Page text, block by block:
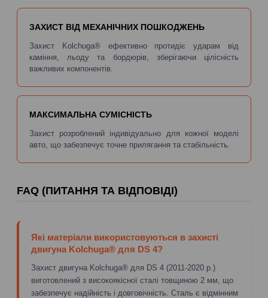
ЗАХИСТ ВІД МЕХАНІЧНИХ ПОШКОДЖЕНЬ
Захист Kolchuga® ефективно протидіє ударам від
каміння, льоду та бордюрів, зберігаючи цілісність
важливих компонентів.
МАКСИМАЛЬНА СУМІСНІСТЬ
Захист розроблений індивідуально для кожної моделі
авто, що забезпечує точне прилягання та стабільність.
FAQ (ПИТАННЯ ТА ВІДПОВІДІ)
Які матеріали використовуються в захисті
двигуна Kolchuga® для DS 4?
Захист двигуна Kolchuga® для DS 4 (2011-2020 р.)
виготовлений з високоякісної сталі товщиною 2 мм, що
забезпечує надійність і довговічність. Сталь є відмінним